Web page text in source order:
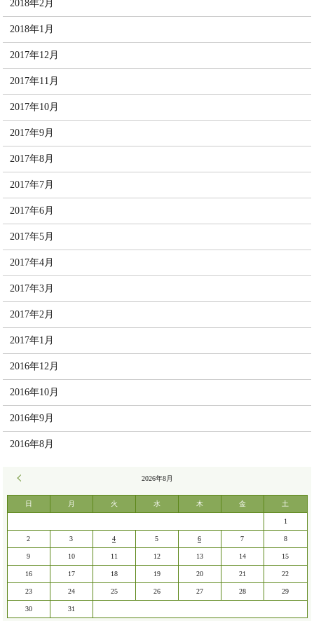
2018年2月
2018年1月
2017年12月
2017年11月
2017年10月
2017年9月
2017年8月
2017年7月
2017年6月
2017年5月
2017年4月
2017年3月
2017年2月
2017年1月
2016年12月
2016年10月
2016年9月
2016年8月
2026年8月
日 月 火 水 木 金 土
1
2 3 4 5 6 7 8
9 10 11 12 13 14 15
16 17 18 19 20 21 22
23 24 25 26 27 28 29
30 31